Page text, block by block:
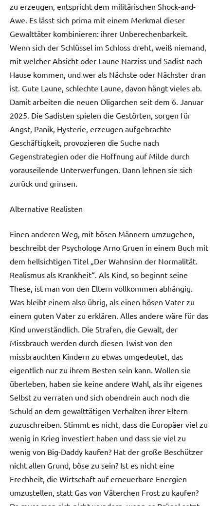
zu erzeugen, entspricht dem militärischen Shock-and-
Awe. Es lässt sich prima mit einem Merkmal dieser
Gewalttäter kombinieren: ihrer Unberechenbarkeit.
Wenn sich der Schlüssel im Schloss dreht, weiß niemand,
mit welcher Absicht oder Laune Narziss und Sadist nach
Hause kommen, und wer als Nächste oder Nächster dran
ist. Gute Laune, schlechte Laune, davon hängt vieles ab.
Damit arbeiten die neuen Oligarchen seit dem 6. Januar
2025. Die Sadisten spielen die Gestörten, sorgen für
Angst, Panik, Hysterie, erzeugen aufgebrachte
Geschäftigkeit, provozieren die Suche nach
Gegenstrategien oder die Hoffnung auf Milde durch
vorauseilende Unterwerfungen. Dann lehnen sie sich
zurück und grinsen.
Alternative Realisten
Einen anderen Weg, mit bösen Männern umzugehen,
beschreibt der Psychologe Arno Gruen in einem Buch mit
dem hellsichtigen Titel „Der Wahnsinn der Normalität.
Realismus als Krankheit“. Als Kind, so beginnt seine
These, ist man von den Eltern vollkommen abhängig.
Was bleibt einem also übrig, als einen bösen Vater zu
einem guten Vater zu erklären. Alles andere wäre für das
Kind unverständlich. Die Strafen, die Gewalt, der
Missbrauch werden durch diesen Twist von den
missbrauchten Kindern zu etwas umgedeutet, das
eigentlich nur zu ihrem Besten sein kann. Wollen sie
überleben, haben sie keine andere Wahl, als ihr eigenes
Selbst zu verraten und sich obendrein auch noch die
Schuld an dem gewalttätigen Verhalten ihrer Eltern
zuzuschreiben. Stimmt es nicht, dass die Europäer viel zu
wenig in Krieg investiert haben und dass sie viel zu
wenig von Big-Daddy kaufen? Hat der große Beschützer
nicht allen Grund, böse zu sein? Ist es nicht eine
Frechheit, die Wirtschaft auf erneuerbare Energien
umzustellen, statt Gas von Väterchen Frost zu kaufen?